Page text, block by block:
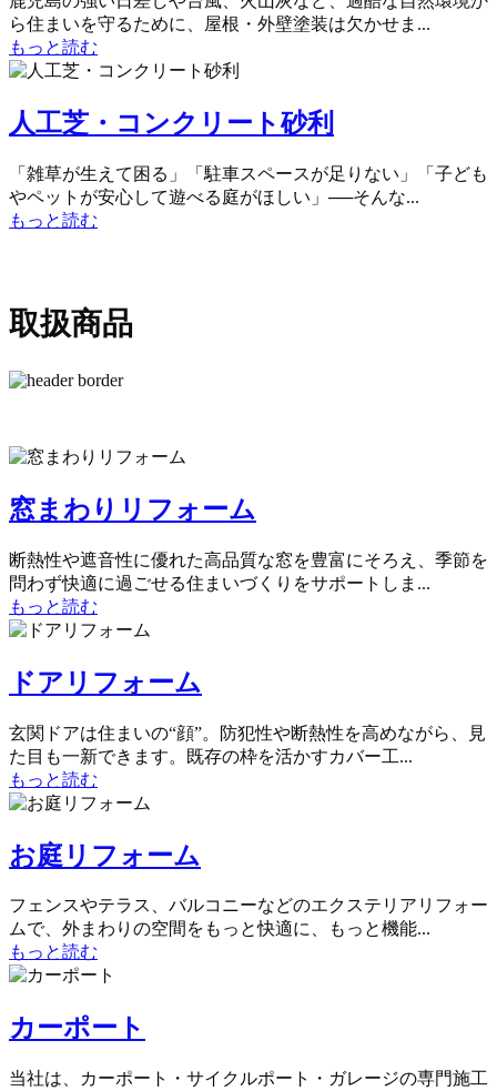
ら住まいを守るために、屋根・外壁塗装は欠かせま...
もっと読む
人工芝・コンクリート砂利
「雑草が生えて困る」「駐車スペースが足りない」「子ども
やペットが安心して遊べる庭がほしい」──そんな...
もっと読む
取扱商品
窓まわりリフォーム
断熱性や遮音性に優れた高品質な窓を豊富にそろえ、季節を
問わず快適に過ごせる住まいづくりをサポートしま...
もっと読む
ドアリフォーム
玄関ドアは住まいの“顔”。防犯性や断熱性を高めながら、見
た目も一新できます。既存の枠を活かすカバー工...
もっと読む
お庭リフォーム
フェンスやテラス、バルコニーなどのエクステリアリフォー
ムで、外まわりの空間をもっと快適に、もっと機能...
もっと読む
カーポート
当社は、カーポート・サイクルポート・ガレージの専門施工